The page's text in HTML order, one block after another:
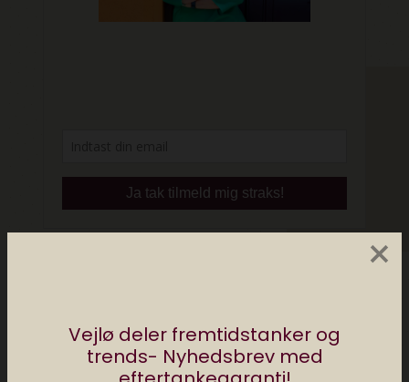
Vejlø deler fremtidstanker og
trends- Nyhedsbrev med
×
Del